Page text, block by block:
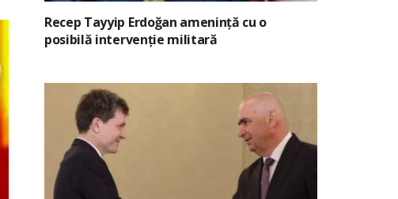
Recep Tayyip Erdoğan amenință cu o
posibilă intervenție militară